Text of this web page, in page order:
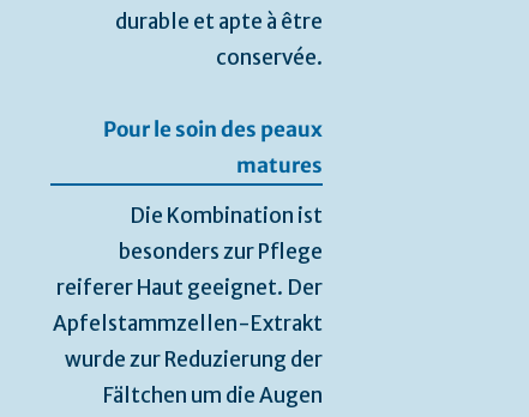
durable et apte à être
conservée.
Pour le soin des peaux
matures
Die Kombination ist
besonders zur Pflege
reiferer Haut geeignet. Der
Apfelstammzellen-Extrakt
wurde zur Reduzierung der
Fältchen um die Augen